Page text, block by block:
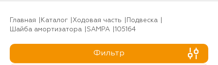
Главная Каталог Ходовая часть
Подвеска
Шайба амортизатора
SAMPA 105164
Фильтр